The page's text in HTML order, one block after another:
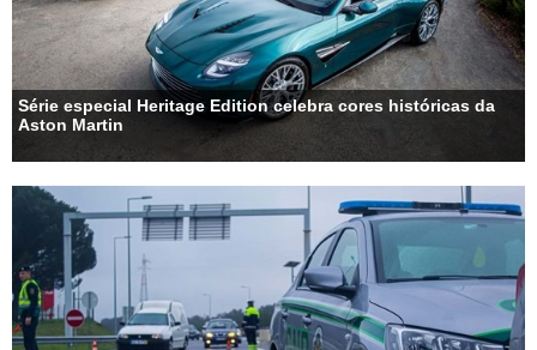
Série especial Heritage Edition celebra cores históricas da
Aston Martin